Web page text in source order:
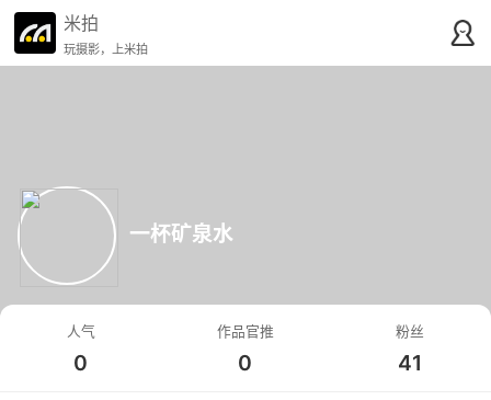
米拍
玩摄影，上米拍
一杯矿泉水
人气
0
作品官推
0
粉丝
41